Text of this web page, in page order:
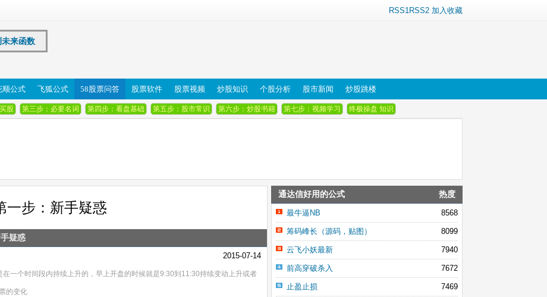
RSS1RSS2 加入收藏
未来函数
顺公式 飞狐公式 58股票问答 股票软件 股票视频 炒股知识 个股分析 股市新闻 炒股跳楼
股 第三步：必要名词 第四步：看盘基础 第五步：股市常识 第六步：炒股书籍 第七步：视频学习 终极操盘 知识
一步：新手疑惑
疑惑
2015-07-14
一个时间段内持续上升的，早上开盘的时候就是9:30到11:30持续变动上升或者
的变化
通达信好用的公式 热度
最牛逼NB 8568
筹码峰长（源码，贴图） 8099
云飞小妖最新 7940
前高穿破杀入 7672
止盈止损 7469